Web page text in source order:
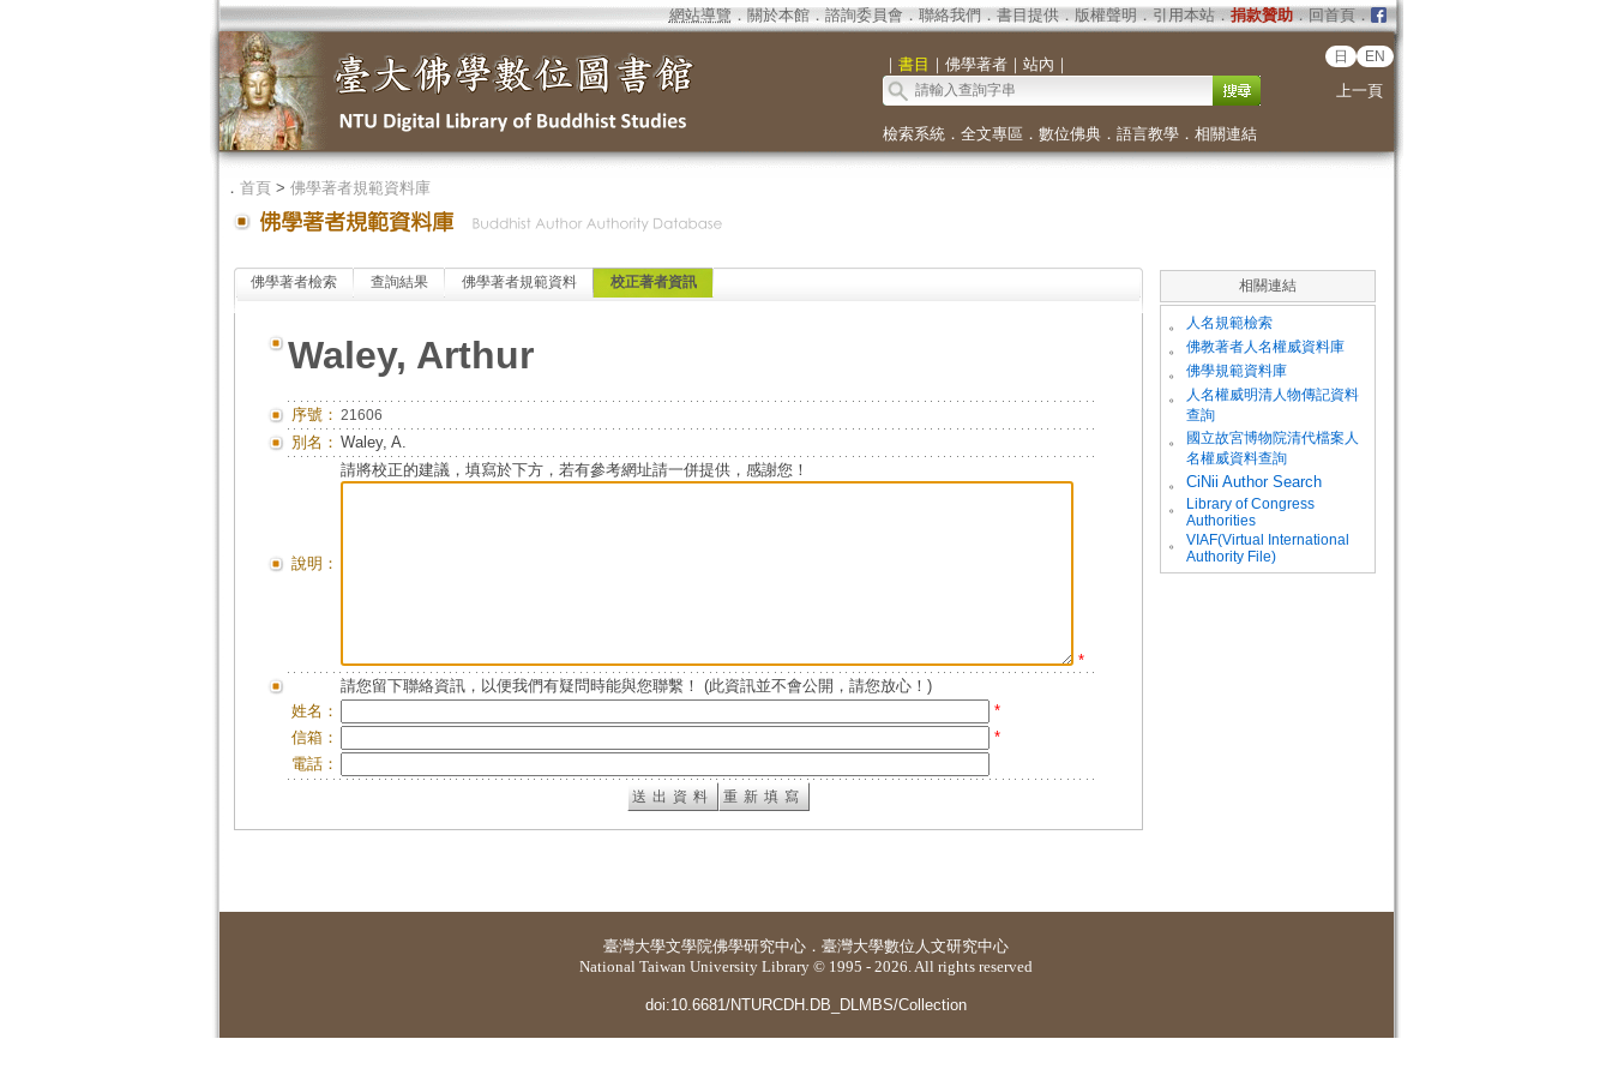
網站導覽 ． 關於本館． 諮詢委員會． 聯絡我們 ． 書目提供． 版權聲明 ． 引用本站． 捐款贊助．回首頁．
｜ 書目 ｜ 佛學著者｜ 站內 ｜ 日 EN
上一頁
檢索系統． 全文專區 ． 數位佛典． 語言教學． 相關連結
． 首頁> 佛學著者規範資料庫
佛學著者檢索 查詢結果 佛學著者規範資料 校正著者資訊
Waley, Arthur
序號： 21606
別名： Waley, A.
說明：
請將校正的建議，填寫於下方，若有參考網址請一併提供，感謝您！
*
請您留下聯絡資訊，以便我們有疑問時能與您聯繫！ (此資訊並不會公開，請您放心！)
姓名：
*
信箱：
*
電話：
相關連結
。 人名規範檢索
。 佛教著者人名權威資料庫
。 佛學規範資料庫
。
人名權威明清人物傳記資料
查詢
。
國立故宮博物院清代檔案人
名權威資料查詢
。
CiNii Author Search
。
Library of Congress
Authorities
。
VIAF(Virtual International
Authority File)
臺灣大學文學院佛學研究中心 ． 臺灣大學數位人文研究中心
National Taiwan University Library © 1995 - 2026. All rights reserved
doi:10.6681/NTURCDH.DB_DLMBS/Collection